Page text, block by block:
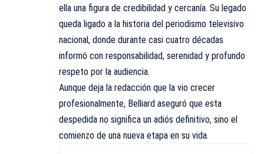
ella una figura de credibilidad y cercanía. Su legado
queda ligado a la historia del periodismo televisivo
nacional, donde durante casi cuatro décadas
informó con responsabilidad, serenidad y profundo
respeto por la audiencia.
Aunque deja la redacción que la vio crecer
profesionalmente, Belliard aseguró que esta
despedida no significa un adiós definitivo, sino el
comienzo de una nueva etapa en su vida.